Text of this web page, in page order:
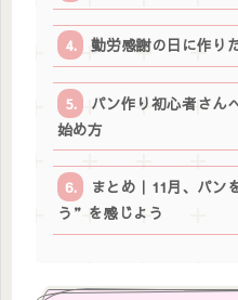
勤労感謝の日に作り
パン作り初心者さん
始め方
まとめ｜11月、パン
う”を感じよう